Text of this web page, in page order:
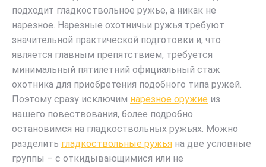
подходит гладкоствольное ружье, а никак не
нарезное. Нарезные охотничьи ружья требуют
значительной практической подготовки и, что
является главным препятствием, требуется
минимальный пятилетний официальный стаж
охотника для приобретения подобного типа ружей.
Поэтому сразу исключим нарезное оружие из
нашего повествования, более подробно
остановимся на гладкоствольных ружьях. Можно
разделить гладкоствольные ружья на две условные
группы – с откидывающимися или не